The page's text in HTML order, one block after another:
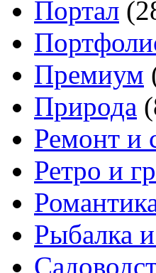
Портал
Премиум
Природа
Ремонт и
Ретро и
Рыбалка